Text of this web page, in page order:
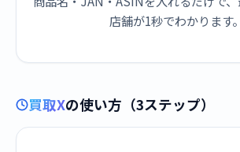
店舗が1秒でわかります。
買取Xの使い方（3ステップ）